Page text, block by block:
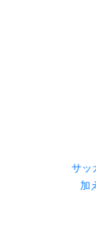
サッ
加